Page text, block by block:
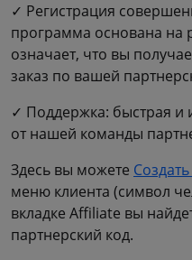
✓ Регистрация
программа основана на
означает, что вы
заказ по вашей
✓ Поддержка: быстрая и
от нашей команды
Здесь вы можете
меню клиента (символ
вкладке Affiliate вы
партнерский код.